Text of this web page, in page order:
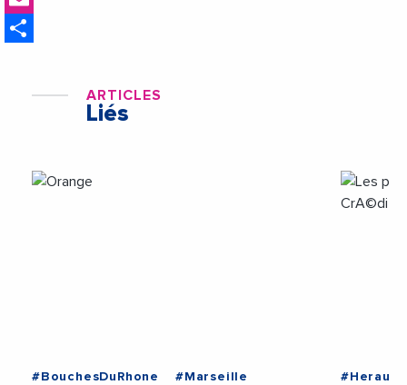
ARTICLES
Liés
#BouchesDuRhone
#Marseille
#Herault